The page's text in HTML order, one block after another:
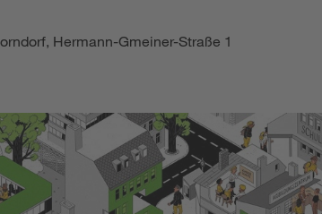
Hermann-Gmeiner-Straße 1